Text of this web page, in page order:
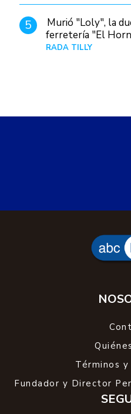
5
Murió "Loly", la
ferretería "El
RADA TILLY
Términos
Fundador y Director